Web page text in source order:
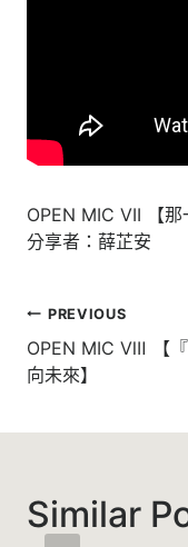
OPEN MIC VII 【那
分享者：薛芷安
文
章
導
覽
PREVIOUS
OPEN MIC Ⅷ 【『
向未來】
Similar